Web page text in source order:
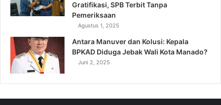
Gratifikasi, SPB Terbit Tanpa
Pemeriksaan
Agustus 1, 2025
Antara Manuver dan Kolusi: Kepala
BPKAD Diduga Jebak Wali Kota Manado?
Juni 2, 2025